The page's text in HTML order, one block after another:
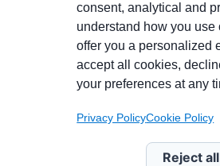
Partecipa alla
Pagina Linkedin
Newsletter Linkedin
consent, analytical and
understand how you use
offer you a personalized
accept all cookies,
your preferences at any
Privacy PolicyCookie Policy
Reject all